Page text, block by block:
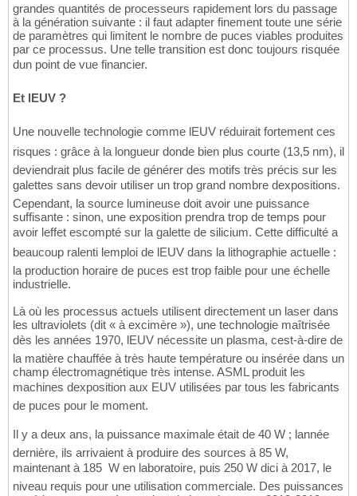
grandes quantités de processeurs rapidement lors du passage
à la génération suivante : il faut adapter finement toute une série
de paramètres qui limitent le nombre de puces viables produites
par ce processus. Une telle transition est donc toujours risquée
dun point de vue financier.
Et lEUV ?
Une nouvelle technologie comme lEUV réduirait fortement ces
risques : grâce à la longueur donde bien plus courte (13,5 nm), il
deviendrait plus facile de générer des motifs très précis sur les
galettes sans devoir utiliser un trop grand nombre dexpositions.
Cependant, la source lumineuse doit avoir une puissance
suffisante : sinon, une exposition prendra trop de temps pour
avoir leffet escompté sur la galette de silicium. Cette difficulté a
beaucoup ralenti lemploi de lEUV dans la lithographie actuelle :
la production horaire de puces est trop faible pour une échelle
industrielle.
Là où les processus actuels utilisent directement un laser dans
les ultraviolets (dit « à excimère »), une technologie maîtrisée
dès les années 1970, lEUV nécessite un plasma, cest-à-dire de
la matière chauffée à très haute température ou insérée dans un
champ électromagnétique très intense. ASML produit les
machines dexposition aux EUV utilisées par tous les fabricants
de puces pour le moment.
Il y a deux ans, la puissance maximale était de 40 W ; lannée
dernière, ils arrivaient à produire des sources à 85 W,
maintenant à 185 W en laboratoire, puis 250 W dici à 2017, le
niveau requis pour une utilisation commerciale. Des puissances